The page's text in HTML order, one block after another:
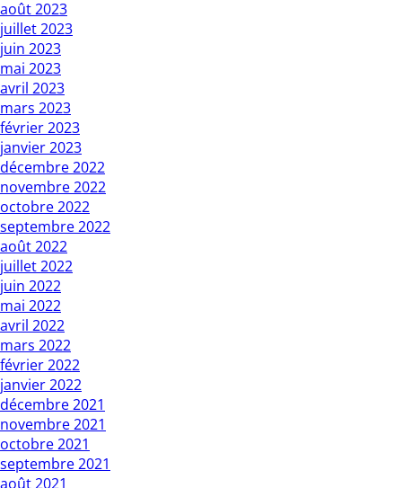
août 2023
juillet 2023
juin 2023
mai 2023
avril 2023
mars 2023
février 2023
janvier 2023
décembre 2022
novembre 2022
octobre 2022
septembre 2022
août 2022
juillet 2022
juin 2022
mai 2022
avril 2022
mars 2022
février 2022
janvier 2022
décembre 2021
novembre 2021
octobre 2021
septembre 2021
août 2021